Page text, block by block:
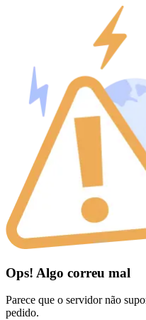
Ops! Algo correu mal
Parece que o servidor não
pedido.